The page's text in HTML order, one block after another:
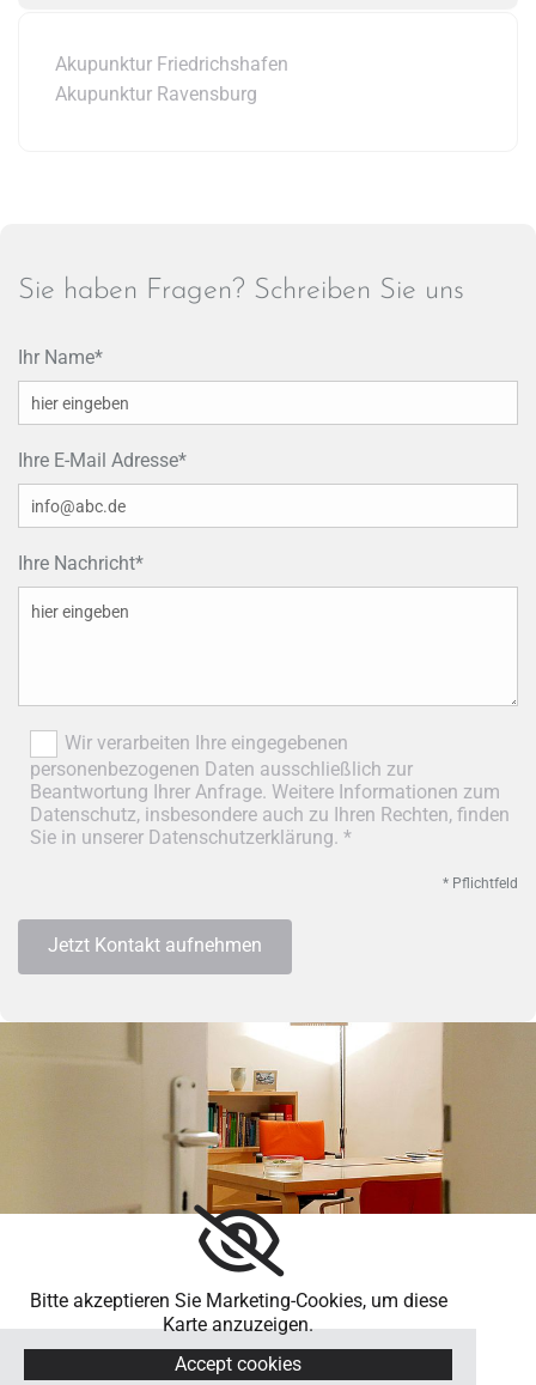
Akupunktur Friedrichshafen
Akupunktur Ravensburg
Sie haben Fragen? Schreiben Sie uns
Ihr Name*
Ihre E-Mail Adresse*
Ihre Nachricht*
Wir verarbeiten Ihre eingegebenen
personenbezogenen Daten ausschließlich zur
Beantwortung Ihrer Anfrage. Weitere Informationen zum
Datenschutz, insbesondere auch zu Ihren Rechten, finden
Sie in unserer Datenschutzerklärung. *
* Pflichtfeld
Bitte akzeptieren Sie Marketing-Cookies, um diese
Karte anzuzeigen.
Accept cookies